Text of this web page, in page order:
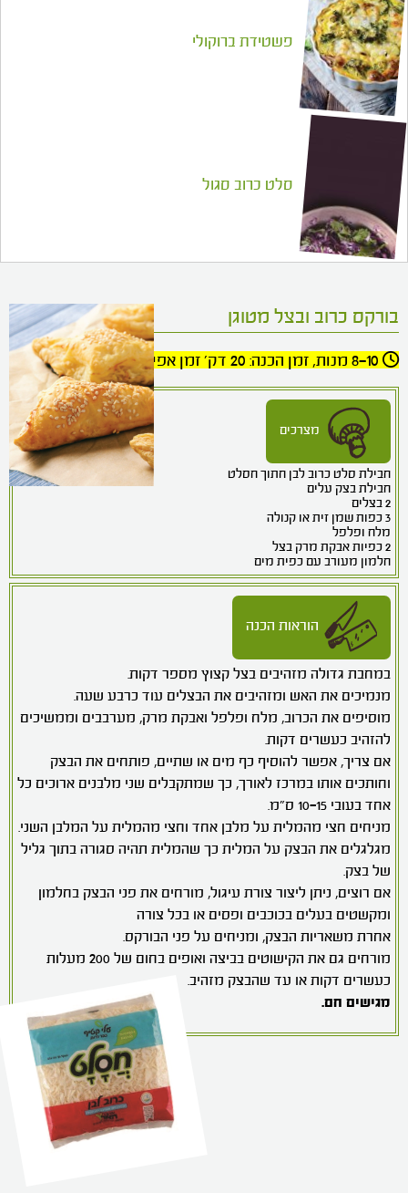
בורקס כרוב ובצל מטוגן
8-10 מנות, זמן הכנה: 20 דק' זמן אפייה: 20 דק'
מצרכים
חבילת סלט כרוב לבן חתוך חסלט
חבילת בצק עלים
2 בצלים
3 כפות שמן זית או קנולה
מלח ופלפל
2 כפיות אבקת מרק בצל
חלמון מעורב עם כפית מים
הוראות הכנה
במחבת גדולה מזהיבים בצל קצוץ מספר דקות.
מנמיכים את האש ומזהיבים את הבצלים עוד כרבע שעה.
מוסיפים את הכרוב, מלח ופלפל ואבקת מרק, מערבבים וממשיכים
להזהיב כעשרים דקות.
אם צריך, אפשר להוסיף כף מים או שתיים, פותחים את הבצק
וחותכים אותו במרכז לאורך, כך שמתקבלים שני מלבנים ארוכים כל
אחד בעובי 10-15 ס"מ.
מניחים חצי מהמלית על מלבן אחד וחצי מהמלית על המלבן השני.
מגלגלים את הבצק על המלית כך שהמלית תהיה סגורה בתוך גליל
של בצק.
אם רוצים, ניתן ליצור צורת עיגול, מורחים את פני הבצק בחלמון
ומקשטים בעלים בכוכבים ופסים או בכל צורה
אחרת משאריות הבצק, ומניחים על פני הבורקס.
מגישים חם.